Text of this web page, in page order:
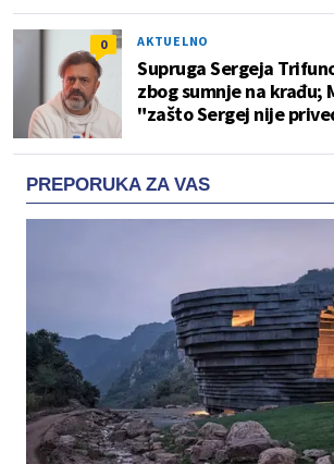
0 AKTUELNO
Supruga Sergeja
zbog sumnje na krađu;
"zašto Sergej nije
PREPORUKA ZA VAS